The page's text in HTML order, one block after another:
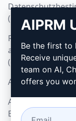
(en)
Richtlinien zur
akzeptablen
(en)
AGB (en)
AGB für Browser-
Erweiterungen (en)
AIPRM
Be the first to
Receive
team on AI,
offers you